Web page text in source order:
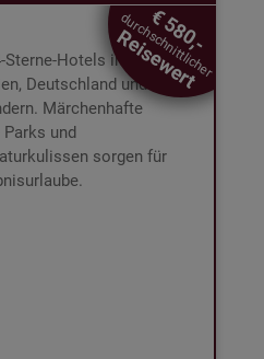
€ 580,-
durchschnittlicher
Reisewert
Hotels in
Deutschland und
Märchenhafte
und
sorgen für
DAS ERWARTET SIE:
2 Personen im DZ
Frühstücksbuffet
Wertgutschein für
Hotelleistungen
bei der Buchung
des Kaufjahres